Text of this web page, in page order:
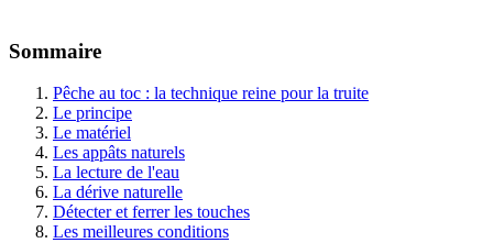
Sommaire
Pêche au toc : la technique reine pour la truite
Le principe
Le matériel
Les appâts naturels
La lecture de l'eau
La dérive naturelle
Détecter et ferrer les touches
Les meilleures conditions